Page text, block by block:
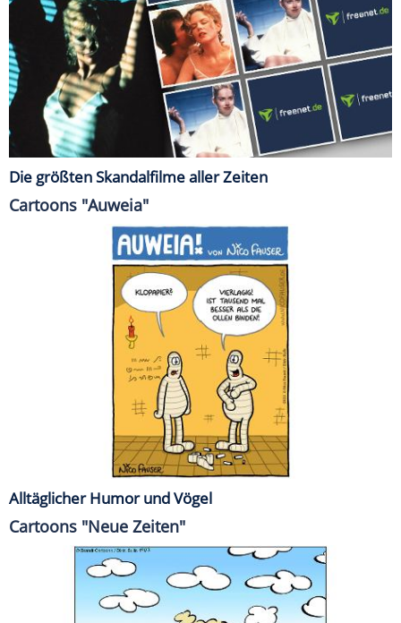
Die größten Skandalfilme aller Zeiten
Cartoons "Auweia"
Alltäglicher Humor und Vögel
Cartoons "Neue Zeiten"